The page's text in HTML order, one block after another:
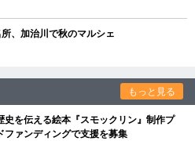
、加治川で秋のマルシェ
もっと見る
史を伝える絵本『スモックリン』制作プ
ァンディングで支援を募集